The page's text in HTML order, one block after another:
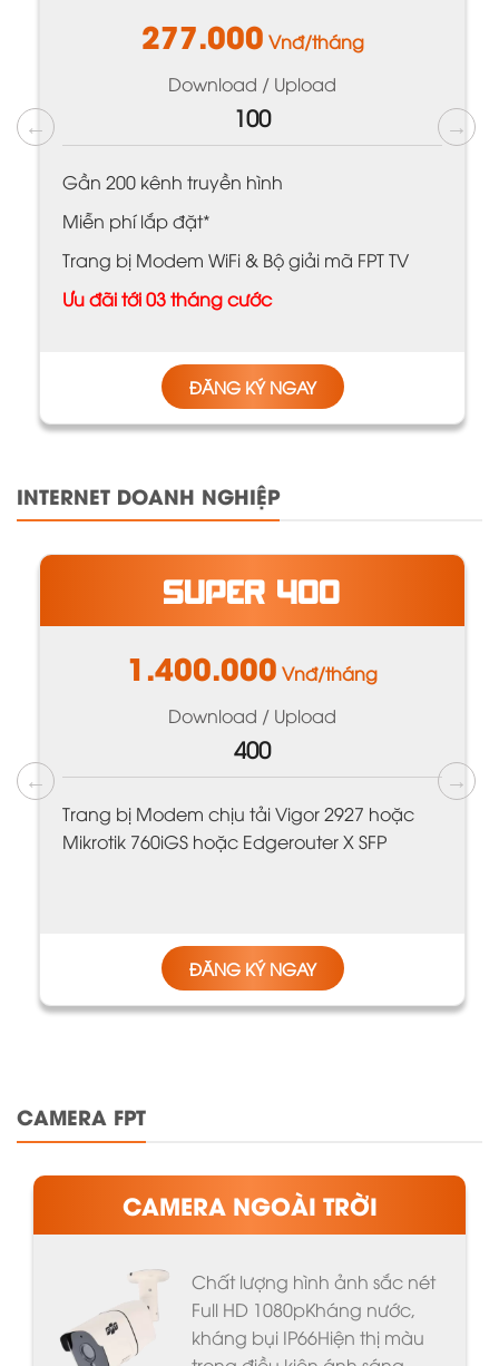
277.000 Vnđ/tháng
Download / Upload
100
Gần 200 kênh truyền hình
Miễn phí lắp đặt*
Trang bị Modem WiFi & Bộ giải mã FPT TV
Ưu đãi tới 03 tháng cước
ĐĂNG KÝ NGAY
INTERNET DOANH NGHIỆP
SUPER 400
1.400.000 Vnđ/tháng
Download / Upload
400
Trang bị Modem chịu tải Vigor 2927 hoặc
Mikrotik 760iGS hoặc Edgerouter X SFP
ĐĂNG KÝ NGAY
CAMERA FPT
CAMERA NGOÀI TRỜI
Chất lượng hình ảnh sắc nét
Full HD 1080pKháng nước,
kháng bụi IP66Hiện thị màu